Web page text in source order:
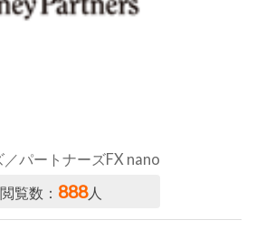
パートナーズFX nano
覧数： 888人